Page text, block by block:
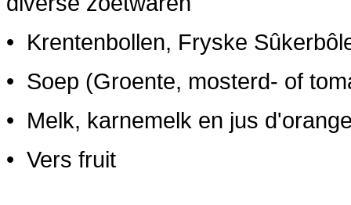
• Krentenbollen, Fryske
• Soep (Groente, mosterd- of
• Melk, karnemelk en jus
• Vers fruit